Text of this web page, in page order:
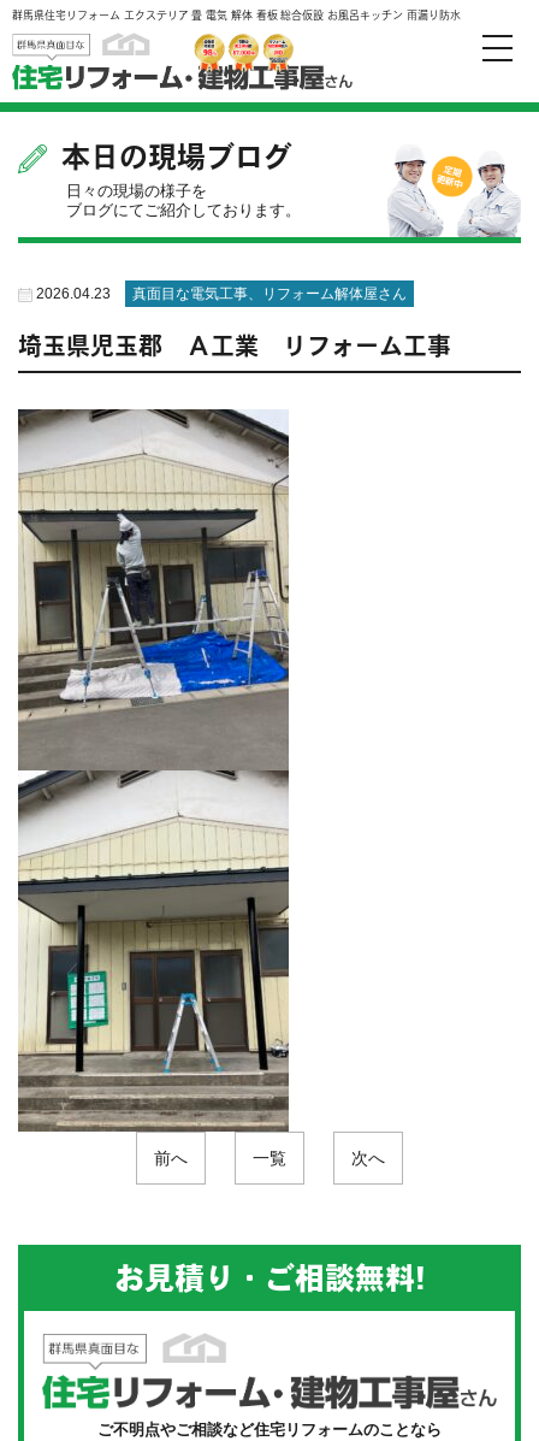
toggle
群馬県住宅リフォーム エクステリア 畳 電気 解体 看板 総合仮設 お風呂キッチン 雨漏り防水
本日の現場ブログ
日々の現場の様子を
ブログにてご紹介しております。
2026.04.23 真面目な電気工事、リフォーム解体屋さん
埼玉県児玉郡 Ａ工業 リフォーム工事
前へ 一覧 次へ
お見積り・ご相談無料!
ご不明点やご相談など住宅リフォームのことなら